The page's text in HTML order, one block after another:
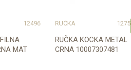
12496
MAT
RUČKA 12754
RUČKA KOCKA METAL
CRNA 10007307481